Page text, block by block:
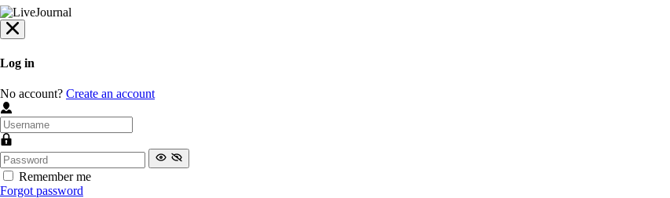
Log in
No account? Create an account
Remember me
Forgot password